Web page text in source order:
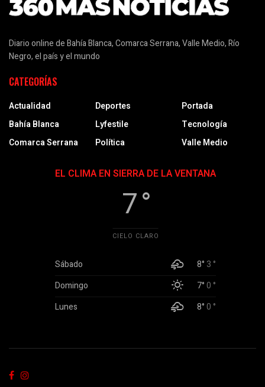
Diario online de Bahía Blanca, Comarca Serrana, Valle Medio, Río
Negro, el país y el mundo
CATEGORÍAS
Actualidad
Bahía Blanca
Comarca Serrana
Deportes
Lyfestile
Política
Portada
Tecnología
Valle Medio
EL CLIMA EN SIERRA DE LA VENTANA
7 °
CIELO CLARO
Sábado 8° 3 °
Domingo
7°0 °
Lunes
8°0 °